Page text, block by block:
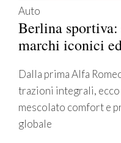
Auto
Berlina
marchi iconici
Dalla prima Alfa
trazioni integrali, ecco
mescolato comfort e
globale